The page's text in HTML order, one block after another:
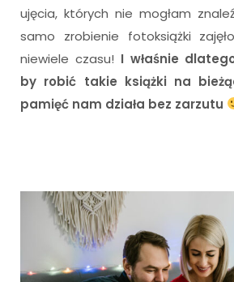
ujęcia, których nie mogłam
samo zrobienie fotoksiążki
niewiele czasu! I właśnie
by robić takie książki na
pamięć nam działa bez zarzutu